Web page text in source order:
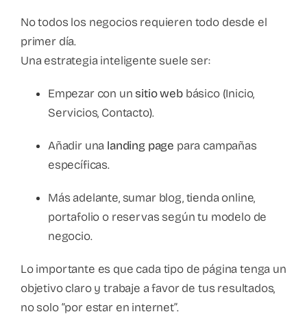
No todos los negocios requieren todo desde el
primer día.
Una estrategia inteligente suele ser:
Empezar con un sitio webbásico (Inicio,
Servicios, Contacto).
Añadir una landing page para campañas
específicas.
Más adelante, sumar blog, tienda online,
portafolio o reservas según tu modelo de
negocio.
Lo importante es que cada tipo de página tenga un
objetivo claro y trabaje a favor de tus resultados,
no solo “por estar en internet”.